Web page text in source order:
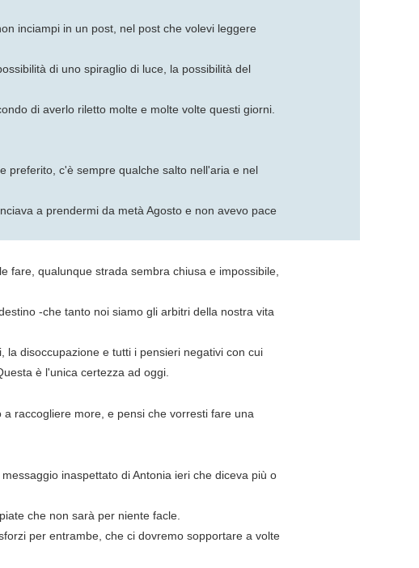
inciampi in un post, nel post che volevi leggere
di uno spiraglio di luce, la possibilità del
di averlo riletto molte e molte volte questi giorni.
preferito, c'è sempre qualche salto nell'aria e nel
a prendermi da metà Agosto e non avevo pace
fare, qualunque strada sembra chiusa e impossibile,
-che tanto noi siamo gli arbitri della nostra vita
disoccupazione e tutti i pensieri negativi con cui
è l'unica certezza ad oggi.
raccogliere more, e pensi che vorresti fare una
inaspettato di Antonia ieri che diceva più o
che non sarà per niente facle.
per entrambe, che ci dovremo sopportare a volte